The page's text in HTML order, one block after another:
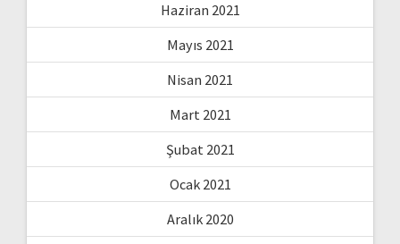
Haziran 2021
Mayıs 2021
Nisan 2021
Mart 2021
Şubat 2021
Ocak 2021
Aralık 2020